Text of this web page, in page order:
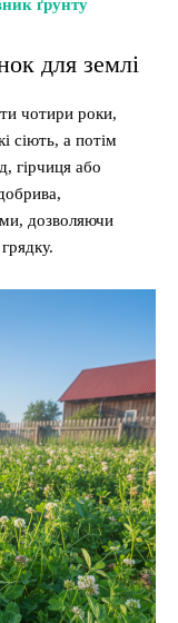
ґрунту
для землі
чотири роки,
сіють, а потім
гірчиця або
дозволяючи